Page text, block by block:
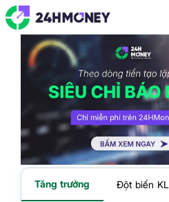
Tăng trưởng Đột biến KL